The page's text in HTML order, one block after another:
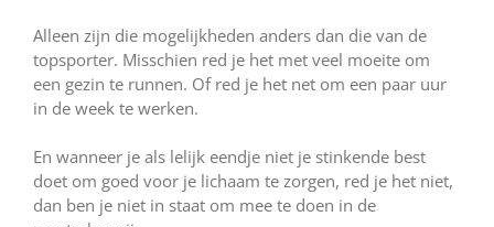
Alleen zijn die mogelijkheden anders dan die van de
topsporter. Misschien red je het met veel moeite om
een gezin te runnen. Of red je het net om een paar uur
in de week te werken.
En wanneer je als lelijk eendje niet je stinkende best
doet om goed voor je lichaam te zorgen, red je het niet,
dan ben je niet in staat om mee te doen in de